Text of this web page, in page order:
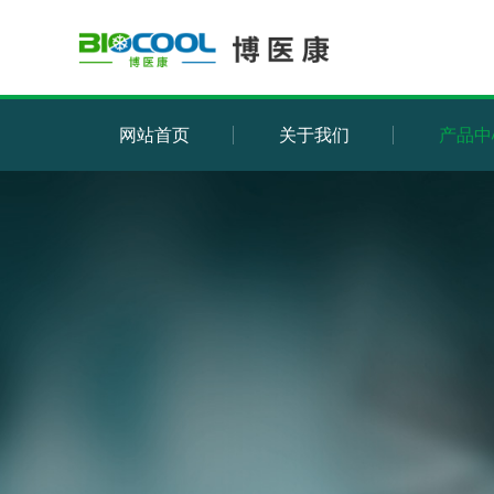
网站首页 关于我们 产品